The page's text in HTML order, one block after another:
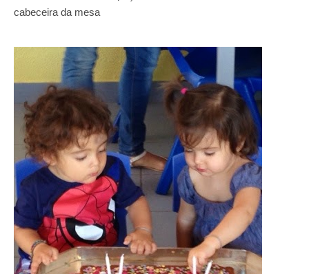
cabeceira da mesa